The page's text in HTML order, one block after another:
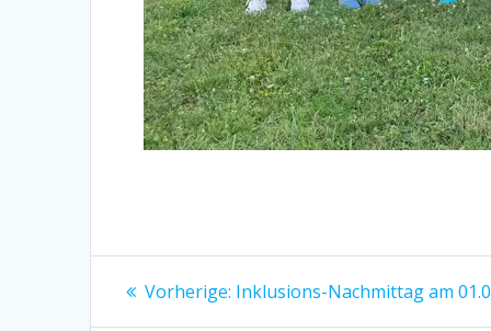
Beitragsnavigation
Vorherige: Vorheriger
Inklusions-Nachmittag am